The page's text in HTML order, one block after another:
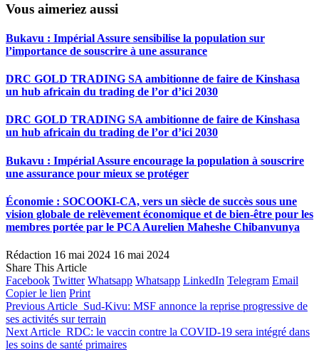
Vous aimeriez aussi
Bukavu : Impérial Assure sensibilise la population sur
l’importance de souscrire à une assurance
DRC GOLD TRADING SA ambitionne de faire de Kinshasa
un hub africain du trading de l’or d’ici 2030
DRC GOLD TRADING SA ambitionne de faire de Kinshasa
un hub africain du trading de l’or d’ici 2030
Bukavu : Impérial Assure encourage la population à souscrire
une assurance pour mieux se protéger
Économie : SOCOOKI-CA, vers un siècle de succès sous une
vision globale de relèvement économique et de bien-être pour les
membres portée par le PCA Aurelien Maheshe Chibanvunya
Rédaction 16 mai 2024 16 mai 2024
Share This Article
Facebook Twitter Whatsapp Whatsapp LinkedIn Telegram Email
Copier le lien Print
Previous Article Sud-Kivu: MSF annonce la reprise progressive de
ses activités sur terrain
Next Article RDC: le vaccin contre la COVID-19 sera intégré dans
les soins de santé primaires